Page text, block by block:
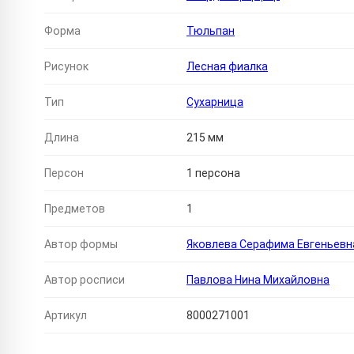
Форма Тюльпан
Рисунок Лесная фиалка
Тип Сухарница
Длина 215 мм
Персон 1 персона
Предметов 1
Автор формы Яковлева Серафима
Автор росписи Павлова Нина Михайловна
Артикул 8000271001